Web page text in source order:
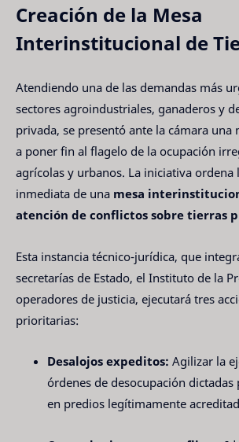
Creación de la Mesa
Interinstitucional de
Atendiendo una de las demandas más
sectores agroindustriales, ganaderos y
privada, se presentó ante la cámara
a poner fin al flagelo de la ocupación
agrícolas y urbanos. La iniciativa ordena
inmediata de una mesa
atención de conflictos sobre tierras
Esta instancia técnico-jurídica, que
secretarías de Estado, el Instituto de la
operadores de justicia, ejecutará tres
prioritarias:
Desalojos expeditos: Agilizar la
órdenes de desocupación
en predios legítimamente